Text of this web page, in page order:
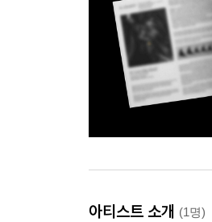
아티스트 소개 (1명)